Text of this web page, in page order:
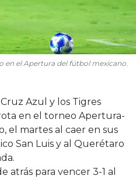
en el Apertura del fútbol mexicano.
Azul y los Tigres
en el torneo Apertura-
el martes al caer en sus
San Luis y al Querétaro
atrás para vencer 3-1 al